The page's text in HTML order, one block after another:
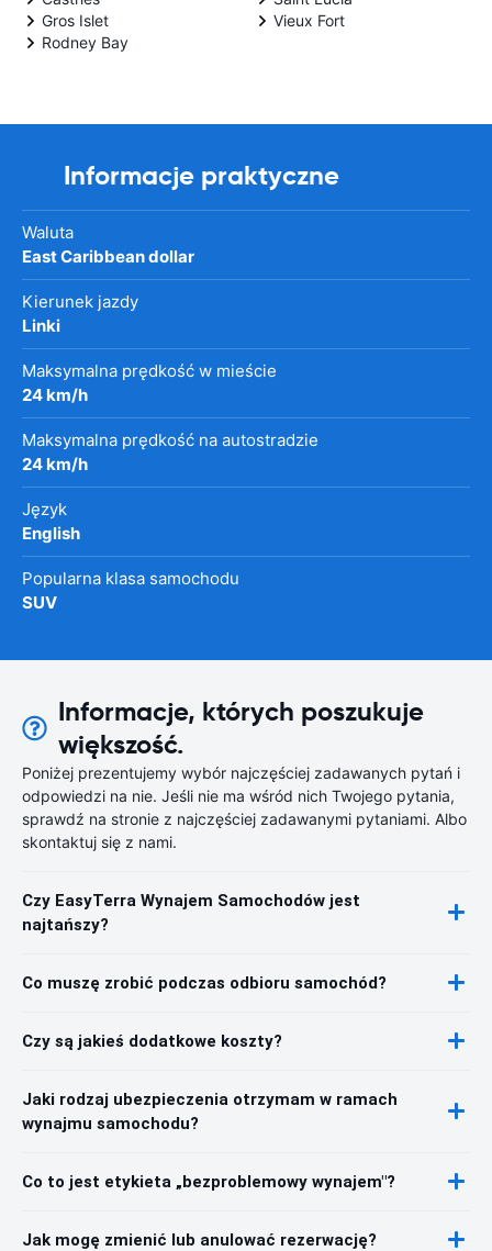
Gros Islet
Rodney Bay
Vieux Fort
Informacje praktyczne
Waluta
East Caribbean dollar
Kierunek jazdy
Linki
Maksymalna prędkość w mieście
24 km/h
Maksymalna prędkość na autostradzie
24 km/h
Język
English
Popularna klasa samochodu
SUV
Informacje, których poszukuje
większość.
Poniżej prezentujemy wybór najczęściej zadawanych pytań i
odpowiedzi na nie. Jeśli nie ma wśród nich Twojego pytania,
sprawdź na stronie z najczęściej zadawanymi pytaniami. Albo
skontaktuj się z nami.
Czy EasyTerra Wynajem Samochodów jest
najtańszy?
Co muszę zrobić podczas odbioru samochód?
Czy są jakieś dodatkowe koszty?
Jaki rodzaj ubezpieczenia otrzymam w ramach
wynajmu samochodu?
Co to jest etykieta „bezproblemowy wynajem"?
Jak mogę zmienić lub anulować rezerwację?